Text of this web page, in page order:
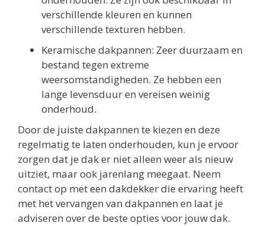
verschillende kleuren en kunnen
verschillende texturen hebben.
Keramische dakpannen: Zeer duurzaam en
bestand tegen extreme
weersomstandigheden. Ze hebben een
lange levensduur en vereisen weinig
onderhoud.
Door de juiste dakpannen te kiezen en deze
regelmatig te laten onderhouden, kun je ervoor
zorgen dat je dak er niet alleen weer als nieuw
uitziet, maar ook jarenlang meegaat. Neem
contact op met een dakdekker die ervaring heeft
met het vervangen van dakpannen en laat je
adviseren over de beste opties voor jouw dak.